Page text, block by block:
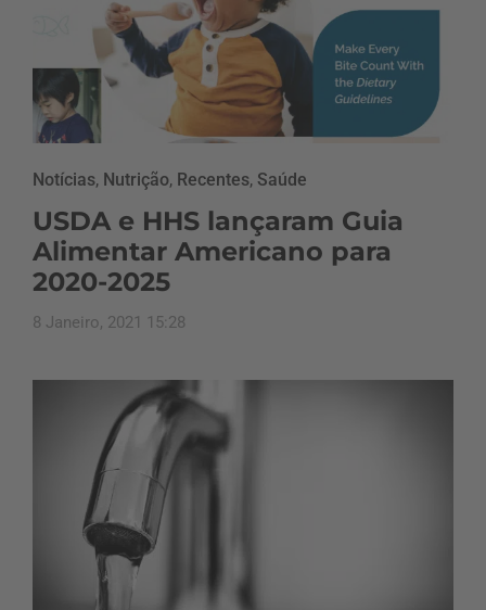
Notícias, Nutrição, Recentes, Saúde
USDA e HHS lançaram Guia
Alimentar Americano para
2020-2025
8 Janeiro, 2021 15:28